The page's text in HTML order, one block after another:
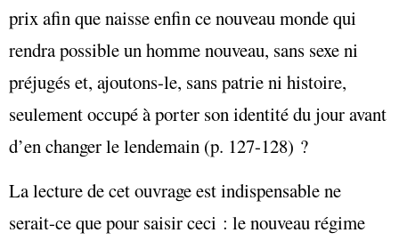
prix afin que naisse enfin ce nouveau monde qui
rendra possible un homme nouveau, sans sexe ni
préjugés et, ajoutons-le, sans patrie ni histoire,
seulement occupé à porter son identité du jour avant
d’en changer le lendemain (p. 127-128) ?
La lecture de cet ouvrage est indispensable ne
serait-ce que pour saisir ceci : le nouveau régime